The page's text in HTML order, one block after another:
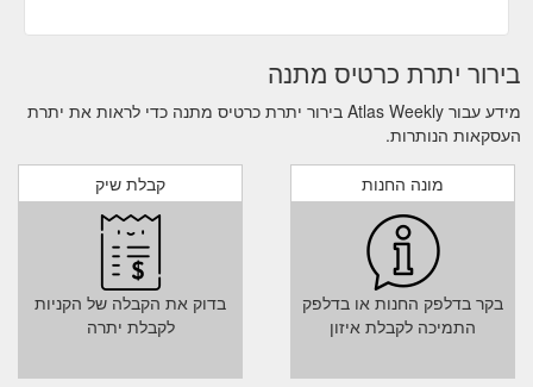
בירור יתרת כרטיס מתנה
מידע עבור Atlas Weekly בירור יתרת כרטיס מתנה כדי לראות את יתרת
העסקאות הנותרות.
קבלת שיק
בדוק את הקבלה של הקניות
לקבלת יתרה
מונה החנות
בקר בדלפק החנות או בדלפק
התמיכה לקבלת איזון